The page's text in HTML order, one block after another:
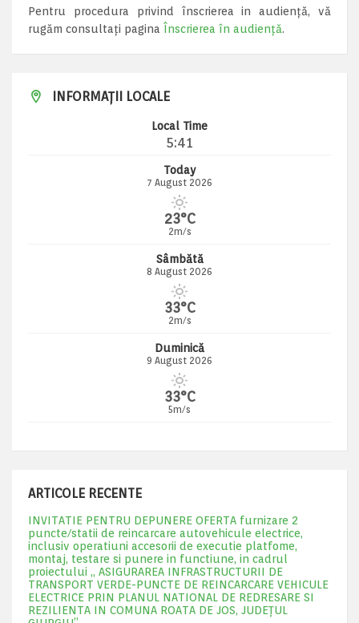
Pentru procedura privind înscrierea in audiență, vă
rugăm consultați pagina Înscrierea în audiență.
INFORMAȚII LOCALE
Local Time
5:41
Today
7 August 2026
23°C
2m/s
Sâmbătă
8 August 2026
33°C
2m/s
Duminică
9 August 2026
33°C
5m/s
ARTICOLE RECENTE
INVITATIE PENTRU DEPUNERE OFERTA furnizare 2
puncte/statii de reincarcare autovehicule electrice,
inclusiv operatiuni accesorii de executie platfome,
montaj, testare si punere in functiune, in cadrul
proiectului „ ASIGURAREA INFRASTRUCTURII DE
TRANSPORT VERDE-PUNCTE DE REINCARCARE VEHICULE
ELECTRICE PRIN PLANUL NATIONAL DE REDRESARE SI
REZILIENTA IN COMUNA ROATA DE JOS, JUDEŢUL